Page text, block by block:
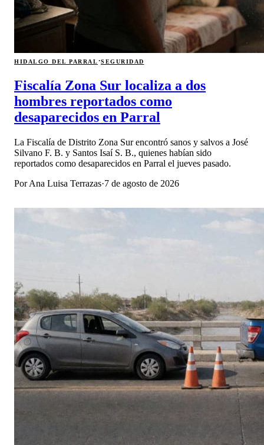
HIDALGO DEL PARRAL·SEGURIDAD
Fiscalía Zona Sur localiza a dos
hombres reportados como
desaparecidos en Parral
La Fiscalía de Distrito Zona Sur encontró sanos y salvos a José
Silvano F. B. y Santos Isaí S. B., quienes habían sido
reportados como desaparecidos en Parral el jueves pasado.
PorAna Luisa Terrazas·7 de agosto de 2026